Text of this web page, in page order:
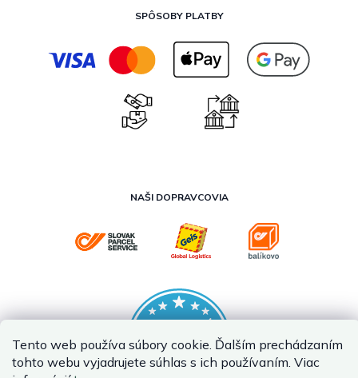
Tento web používa súbory cookie. Ďalším prechádzaním
tohto webu vyjadrujete súhlas s ich používaním. Viac
SPÔSOBY PLATBY
NAŠI DOPRAVCOVIA